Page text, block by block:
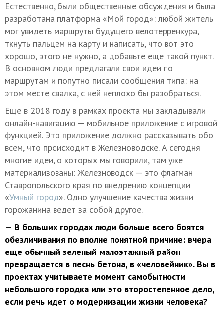
Естественно, были общественные обсуждения и была
разработана платформа «Мой город»: любой житель
мог увидеть маршруты будущего велотерренкура,
ткнуть пальцем на карту и написать, что вот это
хорошо, этого не нужно, а добавьте еще такой пункт.
В основном люди предлагали свои идеи по
маршрутам и попутно писали сообщения типа: на
этом месте свалка, с ней неплохо бы разобраться.
Еще в 2018 году в рамках проекта мы закладывали
онлайн-навигацию — мобильное приложение с игровой
функцией. Это приложение должно рассказывать обо
всем, что происходит в Железноводске. А сегодня
многие идеи, о которых мы говорили, там уже
материализованы: Железноводск — это флагман
Ставропольского края по внедрению концепции
«Умный город». Одно улучшение качества жизни
горожанина ведет за собой другое.
— В больших городах люди больше всего боятся
обезличивания по вполне понятной причине: вчера
еще обычный зеленый малоэтажный район
превращается в песнь бетона, в «человейник». Вы в
проектах учитываете момент самобытности
небольшого городка или это второстепенное дело,
если речь идет о модернизации жизни человека?